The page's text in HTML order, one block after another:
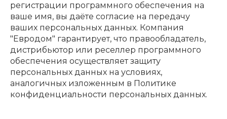
регистрации программного обеспечения на
ваше имя, вы даёте согласие на передачу
ваших персональных данных. Компания
"Евродом" гарантирует, что правообладатель,
дистрибьютор или реселлер программного
обеспечения осуществляет защиту
персональных данных на условиях,
аналогичных изложенным в Политике
конфиденциальности персональных данных.